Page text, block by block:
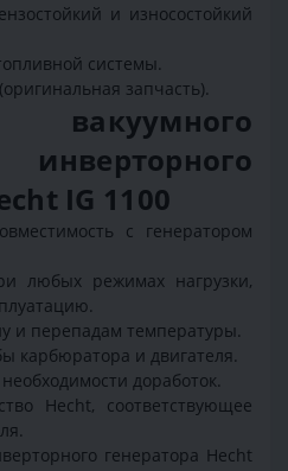
и износостойкий
системы.
запчасть).
вакуумного
IG 1100
с генератором
любых режимах нагрузки,
и перепадам температуры.
карбюратора и двигателя.
доработок.
Hecht, соответствующее
генератора Hecht